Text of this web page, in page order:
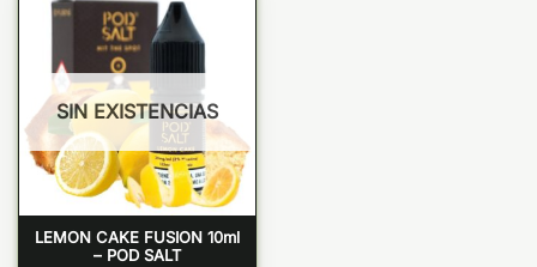
SIN EXISTENCIAS
LEMON CAKE FUSION 10ml
– POD SALT